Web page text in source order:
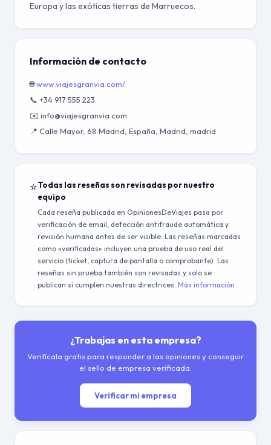
Europa y las exóticas tierras de Marruecos.
Información de contacto
🌐www.viajesgranvia.com/
📞 +34 917 555 223
✉️ info@viajesgranvia.com
📍 Calle Mayor, 68 Madrid, España, Madrid, madrid
⭐Todas las reseñas son revisadas por nuestro
equipo
Cada reseña publicada en OpinionesDeViajes pasa por
verificación de email, detección antifraude automática y
revisión humana antes de ser visible. Las reseñas marcadas
como «verificadas» incluyen una prueba de uso real del
servicio (ticket, captura de pantalla o comprobante). Las
reseñas sin prueba también son revisadas y solo se
publican si cumplen nuestras directrices. Más información
¿Trabajas en esta empresa?
Verifícala gratis para responder a las opiniones y conseguir
el sello de empresa verificada.
Verificar mi empresa